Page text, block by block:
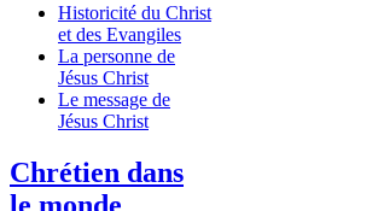
Historicité du Christ
et des Evangiles
La personne de
Jésus Christ
Le message de
Jésus Christ
Chrétien dans
le monde